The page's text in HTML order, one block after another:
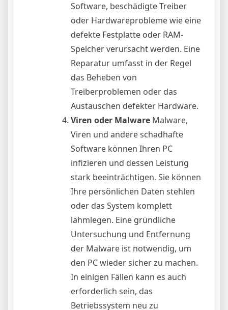
Software, beschädigte Treiber
oder Hardwareprobleme wie eine
defekte Festplatte oder RAM-
Speicher verursacht werden. Eine
Reparatur umfasst in der Regel
das Beheben von
Treiberproblemen oder das
Austauschen defekter Hardware.
Viren oder Malware Malware,
Viren und andere schadhafte
Software können Ihren PC
infizieren und dessen Leistung
stark beeinträchtigen. Sie können
Ihre persönlichen Daten stehlen
oder das System komplett
lahmlegen. Eine gründliche
Untersuchung und Entfernung
der Malware ist notwendig, um
den PC wieder sicher zu machen.
In einigen Fällen kann es auch
erforderlich sein, das
Betriebssystem neu zu